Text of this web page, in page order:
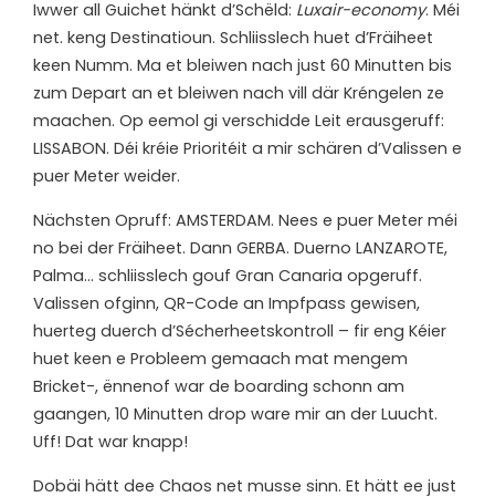
Iwwer all Guichet hänkt d’Schëld: Luxair-economy. Méi
net. keng Destinatioun. Schliisslech huet d’Fräiheet
keen Numm. Ma et bleiwen nach just 60 Minutten bis
zum Depart an et bleiwen nach vill där Kréngelen ze
maachen. Op eemol gi verschidde Leit erausgeruff:
LISSABON. Déi kréie Prioritéit a mir schären d’Valissen e
puer Meter weider.
Nächsten Opruff: AMSTERDAM. Nees e puer Meter méi
no bei der Fräiheet. Dann GERBA. Duerno LANZAROTE,
Palma… schliisslech gouf Gran Canaria opgeruff.
Valissen ofginn, QR-Code an Impfpass gewisen,
huerteg duerch d’Sécherheetskontroll – fir eng Kéier
huet keen e Probleem gemaach mat mengem
Bricket-, ënnenof war de boarding schonn am
gaangen, 10 Minutten drop ware mir an der Luucht.
Uff! Dat war knapp!
Dobäi hätt dee Chaos net musse sinn. Et hätt ee just